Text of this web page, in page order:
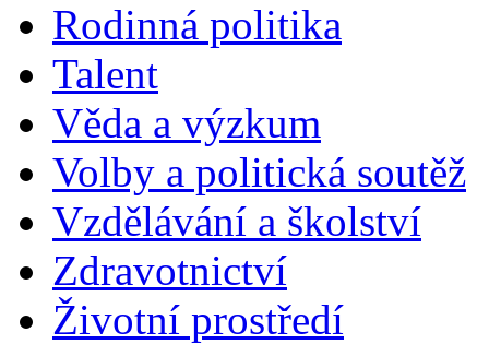
Rodinná politika
Talent
Věda a výzkum
Volby a politická soutěž
Vzdělávání a školství
Zdravotnictví
Životní prostředí